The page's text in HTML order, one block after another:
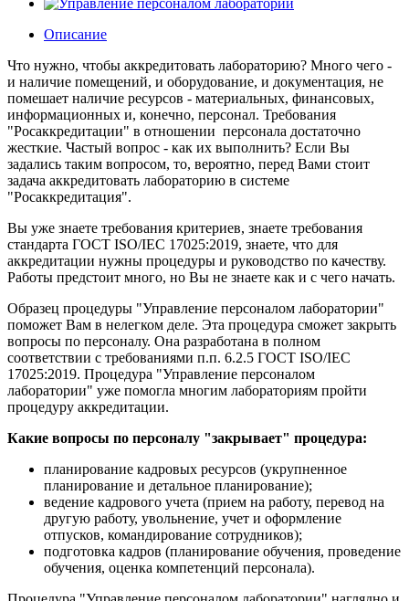
Описание
Что нужно, чтобы аккредитовать лабораторию? Много чего -
и наличие помещений, и оборудование, и документация, не
помешает наличие ресурсов - материальных, финансовых,
информационных и, конечно, персонал. Требования
"Росаккредитации" в отношении персонала достаточно
жесткие. Частый вопрос - как их выполнить? Если Вы
задались таким вопросом, то, вероятно, перед Вами стоит
задача аккредитовать лабораторию в системе
"Росаккредитация".
Вы уже знаете требования критериев, знаете требования
стандарта ГОСТ ISO/IEC 17025:2019, знаете, что для
аккредитации нужны процедуры и руководство по качеству.
Работы предстоит много, но Вы не знаете как и с чего начать.
Образец процедуры "Управление персоналом лаборатории"
поможет Вам в нелегком деле. Эта процедура сможет закрыть
вопросы по персоналу. Она разработана в полном
соответствии с требованиями п.п. 6.2.5 ГОСТ ISO/IEC
17025:2019. Процедура "Управление персоналом
лаборатории" уже помогла многим лабораториям пройти
процедуру аккредитации.
Какие вопросы по персоналу "закрывает" процедура:
планирование кадровых ресурсов (укрупненное
планирование и детальное планирование);
ведение кадрового учета (прием на работу, перевод на
другую работу, увольнение, учет и оформление
отпусков, командирование сотрудников);
подготовка кадров (планирование обучения, проведение
обучения, оценка компетенций персонала).